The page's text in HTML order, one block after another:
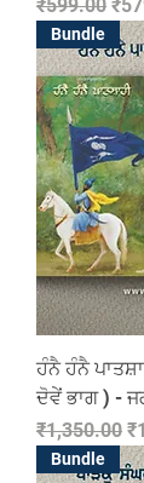
Regular
₹599.00
Bundle
ਹੰਨੈ ਹੰਨੈ
ਦੋਵੇਂ ਭਾਗ ) -
Regular
₹1,350.00
Bundle